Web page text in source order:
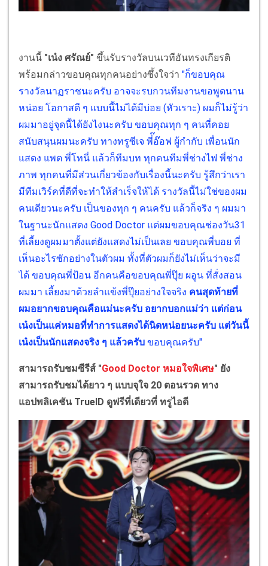
งานนี้ "เน๋ง ศรัณย์" ขึ้นรับรางวัลบนเวทีอันทรงเกียรติ
พร้อมกล่าวขอบคุณทุกคนอย่างซึ้งใจว่า "ก็ขอบคุณ
รางวัลนาฏราชนะครับ อาจจะรบกวนทีมงานขอพูดนาน
หน่อย โอกาสดี ๆ แบบนี้ไม่ได้มีบ่อย (หัวเราะ) ผมก็ไม่รู้ว่า
ผมมาอยู่จุดนี้ได้ยังไงนะครับ ขอบคุณทุก ๆ คนที่คอย
สนับสนุนผมนะครับ ทางทรูซีเจ พี่๊อ๊อฟ ผู้กำกับ เพื่อนนัก
แสดง แพต พี่โทนี่ แล้วก็ทีมบท ทุกคนทีมพี่ช่างไฟ พี่ช่าง
ภาพ ทุกคนที่มีส่วนเกี่ยวข้องกับเรื่องนี้นะครับ รู้สึกว่าเรา
มีทีมเวิร์คที่ดีที่จะทำให้สำเร็จให้ได้ รางวัลนี้ไม่ใช่ของผม
คนเดียวนะครับ เป็นของทุก ๆ คนครับ แล้วก็จริง ๆ ผมมา
ในฐานะนักแสดง Good Doctor แต่ผมขอบคุณช่องวัน31
ที่เลี้ยงดูผมมาตั้งแต่ยังแสดงไม่เป็นเลย ขอบคุณพี่บอย ที่
เห็นอะไรซักอย่างในตัวผม ทั้งที่ตัวผมก็ยังไม่เห็นว่าจะมี
ได้ ขอบคุณพี่ป้อน อีกคนคือขอบคุณพี่ปุ๊ย ผอูน ที่สั่งสอน
ผมมา เลี้ยงมาด้วยลำแข้งพี่ปุ๊ยอย่างใจจริง คนสุดท้ายที่
ผมอยากขอบคุณคือแม่นะครับ อยากบอกแม่ว่า แต่ก่อน
เน๋งเป็นแค่หมอที่ทำการแสดงได้นิดหน่อยนะครับ แต่วันนี้
เน๋งเป็นนักแสดงจริง ๆ แล้วครับ ขอบคุณครับ"
สามารถรับชมซีรีส์ "Good Doctor หมอใจพิเศษ" ยัง
สามารถรับชมได้ยาว ๆ แบบจุใจ 20 ตอนรวด ทาง
แอปพลิเคชัน TrueID ดูฟรีที่เดียวที่ ทรูไอดี